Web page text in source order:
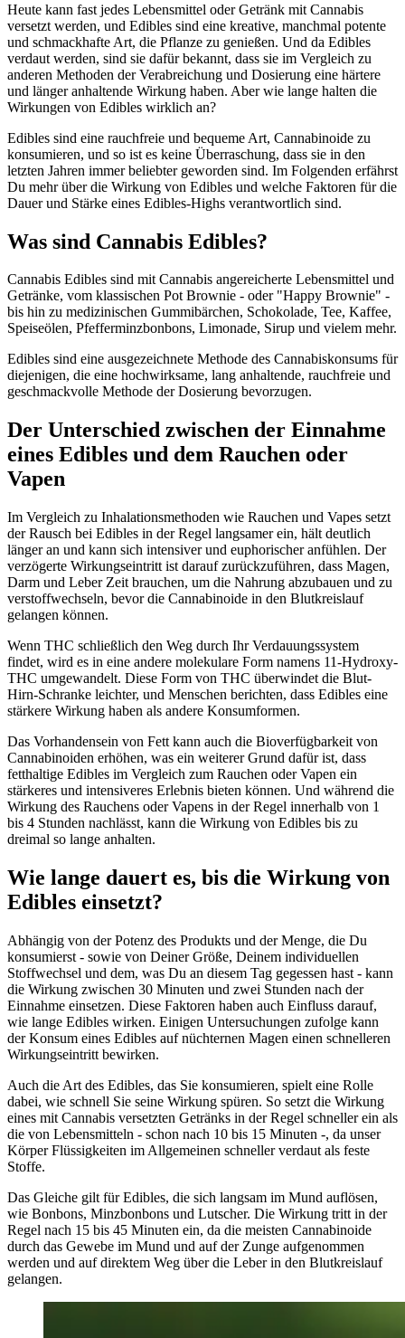
Heute kann fast jedes Lebensmittel oder Getränk mit Cannabis
versetzt werden, und Edibles sind eine kreative, manchmal potente
und schmackhafte Art, die Pflanze zu genießen. Und da Edibles
verdaut werden, sind sie dafür bekannt, dass sie im Vergleich zu
anderen Methoden der Verabreichung und Dosierung eine härtere
und länger anhaltende Wirkung haben. Aber wie lange halten die
Wirkungen von Edibles wirklich an?
Edibles sind eine rauchfreie und bequeme Art, Cannabinoide zu
konsumieren, und so ist es keine Überraschung, dass sie in den
letzten Jahren immer beliebter geworden sind. Im Folgenden erfährst
Du mehr über die Wirkung von Edibles und welche Faktoren für die
Dauer und Stärke eines Edibles-Highs verantwortlich sind.
Was sind Cannabis Edibles?
Cannabis Edibles sind mit Cannabis angereicherte Lebensmittel und
Getränke, vom klassischen Pot Brownie - oder "Happy Brownie" -
bis hin zu medizinischen Gummibärchen, Schokolade, Tee, Kaffee,
Speiseölen, Pfefferminzbonbons, Limonade, Sirup und vielem mehr.
Edibles sind eine ausgezeichnete Methode des Cannabiskonsums für
diejenigen, die eine hochwirksame, lang anhaltende, rauchfreie und
geschmackvolle Methode der Dosierung bevorzugen.
Der Unterschied zwischen der Einnahme
eines Edibles und dem Rauchen oder
Vapen
Im Vergleich zu Inhalationsmethoden wie Rauchen und Vapes setzt
der Rausch bei Edibles in der Regel langsamer ein, hält deutlich
länger an und kann sich intensiver und euphorischer anfühlen. Der
verzögerte Wirkungseintritt ist darauf zurückzuführen, dass Magen,
Darm und Leber Zeit brauchen, um die Nahrung abzubauen und zu
verstoffwechseln, bevor die Cannabinoide in den Blutkreislauf
gelangen können.
Wenn THC schließlich den Weg durch Ihr Verdauungssystem
findet, wird es in eine andere molekulare Form namens 11-Hydroxy-
THC umgewandelt. Diese Form von THC überwindet die Blut-
Hirn-Schranke leichter, und Menschen berichten, dass Edibles eine
stärkere Wirkung haben als andere Konsumformen.
Das Vorhandensein von Fett kann auch die Bioverfügbarkeit von
Cannabinoiden erhöhen, was ein weiterer Grund dafür ist, dass
fetthaltige Edibles im Vergleich zum Rauchen oder Vapen ein
stärkeres und intensiveres Erlebnis bieten können. Und während die
Wirkung des Rauchens oder Vapens in der Regel innerhalb von 1
bis 4 Stunden nachlässt, kann die Wirkung von Edibles bis zu
dreimal so lange anhalten.
Wie lange dauert es, bis die Wirkung von
Edibles einsetzt?
Abhängig von der Potenz des Produkts und der Menge, die Du
konsumierst - sowie von Deiner Größe, Deinem individuellen
Stoffwechsel und dem, was Du an diesem Tag gegessen hast - kann
die Wirkung zwischen 30 Minuten und zwei Stunden nach der
Einnahme einsetzen. Diese Faktoren haben auch Einfluss darauf,
wie lange Edibles wirken. Einigen Untersuchungen zufolge kann
der Konsum eines Edibles auf nüchternen Magen einen schnelleren
Wirkungseintritt bewirken.
Auch die Art des Edibles, das Sie konsumieren, spielt eine Rolle
dabei, wie schnell Sie seine Wirkung spüren. So setzt die Wirkung
eines mit Cannabis versetzten Getränks in der Regel schneller ein als
die von Lebensmitteln - schon nach 10 bis 15 Minuten -, da unser
Körper Flüssigkeiten im Allgemeinen schneller verdaut als feste
Stoffe.
Das Gleiche gilt für Edibles, die sich langsam im Mund auflösen,
wie Bonbons, Minzbonbons und Lutscher. Die Wirkung tritt in der
Regel nach 15 bis 45 Minuten ein, da die meisten Cannabinoide
durch das Gewebe im Mund und auf der Zunge aufgenommen
werden und auf direktem Weg über die Leber in den Blutkreislauf
gelangen.